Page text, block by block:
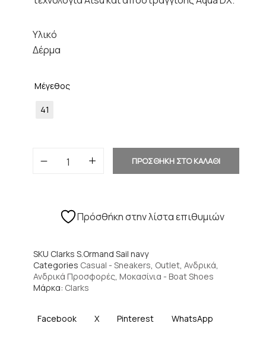
Υλικό
Δέρμα
Μέγεθος
41
ΠΡΟΣΘΗΚΗ ΣΤΟ ΚΑΛΑΘΙ
Πρόσθήκη στην λίστα επιθυμιών
SKU Clarks S.Ormand Sail navy
Categories Casual - Sneakers, Outlet, Ανδρικά,
Ανδρικά Προσφορές, Μοκασίνια - Boat Shoes
Μάρκα: Clarks
Facebook X Pinterest WhatsApp